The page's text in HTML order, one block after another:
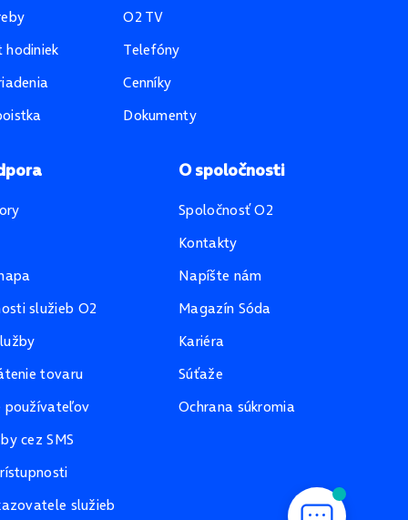
hodiniek
O2 TV
Telefóny
Cenníky
Dokumenty
služieb O2
tovaru
používateľov
cez SMS
služieb
O spoločnosti
Spoločnosť O2
Kontakty
Napíšte nám
Magazín Sóda
Kariéra
Súťaže
Ochrana súkromia